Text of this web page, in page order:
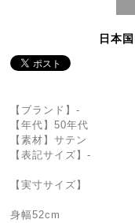
日本
【ブランド】-
【年代】50年代
【素材】サテン
【表記サイズ】-
【実寸サイズ】
身幅52cm